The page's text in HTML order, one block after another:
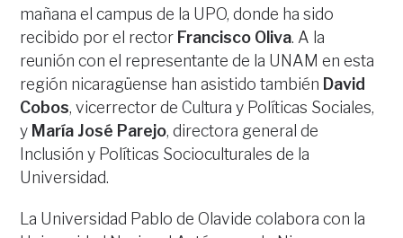
mañana el campus de la UPO, donde ha sido
recibido por el rector Francisco Oliva. A la
reunión con el representante de la UNAM en esta
región nicaragüense han asistido también David
Cobos, vicerrector de Cultura y Políticas Sociales,
y María José Parejo, directora general de
Inclusión y Políticas Socioculturales de la
Universidad.
La Universidad Pablo de Olavide colabora con la